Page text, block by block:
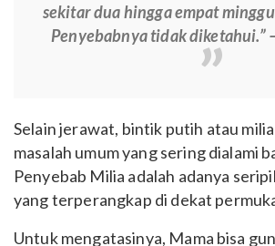
sekitar dua hingga empat
Penyebabnya tidak diketahui.”
Selain jerawat, bintik putih atau
masalah umum yang sering dialami
Penyebab Milia adalah adanya
yang terperangkap di dekat
Untuk mengatasinya, Mama bisa